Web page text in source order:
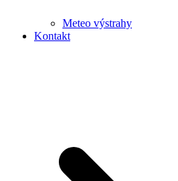
Meteo výstrahy
Kontakt